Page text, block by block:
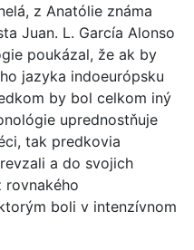
z Anatólie známa
Juan. L. García Alonso
poukázal, že ak by
jazyka indoeurópsku
by bol celkom iný
uprednostňuje
tak predkovia
a do svojich
boli v intenzívnom